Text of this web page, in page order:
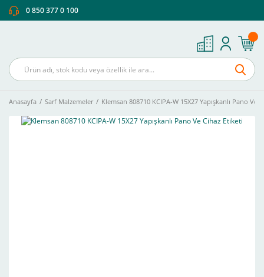
0 850 377 0 100
Anasayfa Sarf Malzemeler Klemsan 808710 KCIPA-W 15X27 Yapışkanlı Pano Ve